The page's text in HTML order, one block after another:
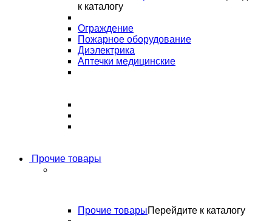
к каталогу
Ограждение
Пожарное оборудование
Диэлектрика
Аптечки медицинские
Прочие товары
Прочие товарыПерейдите к каталогу